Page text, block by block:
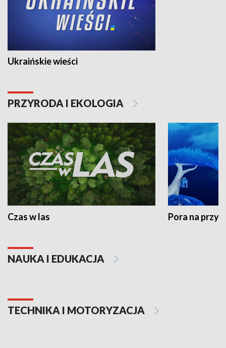
Ukraińskie wieści
PRZYRODA I EKOLOGIA
Czas w las Pora na
NAUKA I EDUKACJA
TECHNIKA I MOTORYZACJA